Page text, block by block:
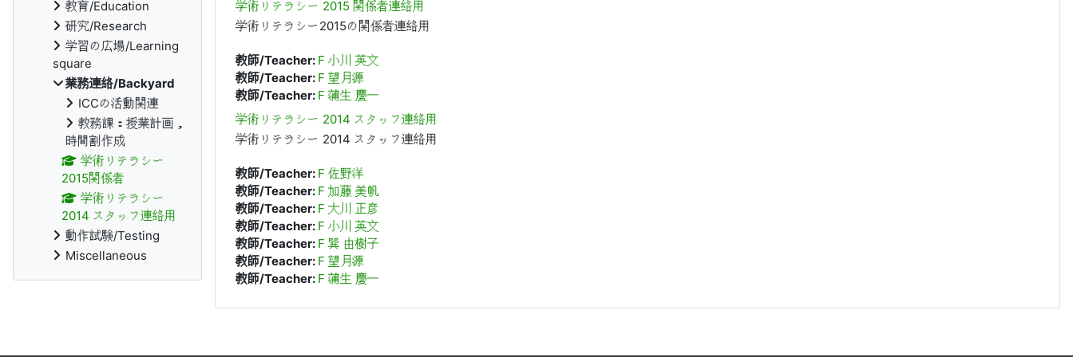
学術リテラシー 2015 関係者連絡用
学術リテラシー2015の関係者連絡用
教師/Teacher: F 小川 英文
教師/Teacher: F 望月源
教師/Teacher: F 蒲生 慶一
学術リテラシー 2014 スタッフ連絡用
学術リテラシー 2014 スタッフ連絡用
教師/Teacher: F 佐野洋
教師/Teacher: F 加藤 美帆
教師/Teacher: F 大川 正彦
教師/Teacher: F 小川 英文
教師/Teacher: F 巽 由樹子
教師/Teacher: F 望月源
教師/Teacher: F 蒲生 慶一
教育/Education
研究/Research
学習の広場/Learning
square
業務連絡/Backyard
ICCの活動関連
教務課：授業計画，
時間割作成
学術リテラシー
2015関係者
学術リテラシー
2014 スタッフ連絡用
動作試験/Testing
Miscellaneous